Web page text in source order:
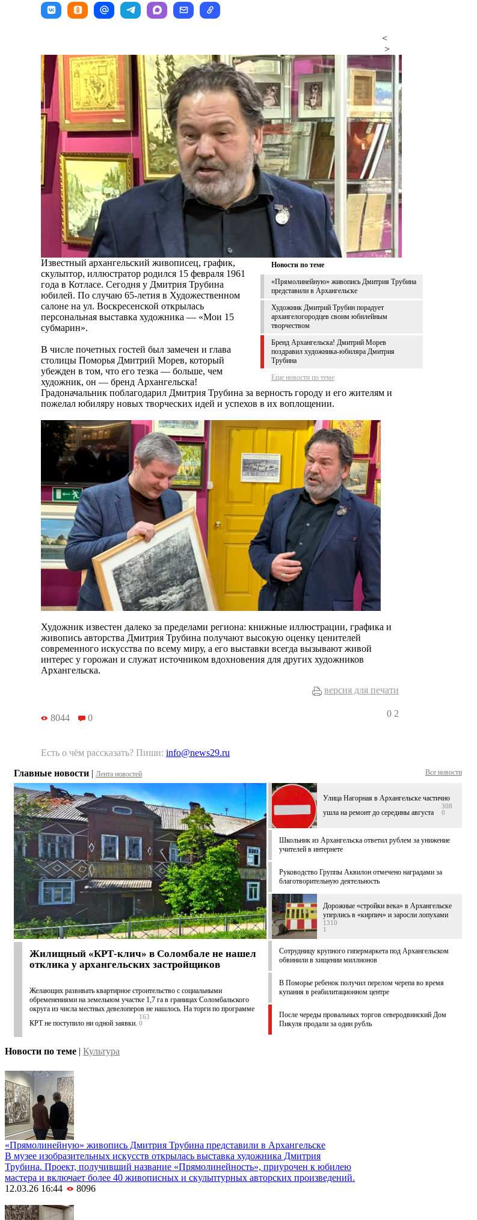
<
>
Новости по теме
«Прямолинейную» живопись Дмитрия Трубина
представили в Архангельске
Художник Дмитрий Трубин порадует
архангелогородцев своим юбилейным
творчеством
Бренд Архангельска! Дмитрий Морев
поздравил художника-юбиляра Дмитрия
Трубина
Еще новости по теме
Известный архангельский живописец, график,
скульптор, иллюстратор родился 15 февраля 1961
года в Котласе. Сегодня у Дмитрия Трубина
юбилей. По случаю 65-летия в Художественном
салоне на ул. Воскресенской открылась
персональная выставка художника — «Мои 15
субмарин».
В числе почетных гостей был замечен и глава
столицы Поморья Дмитрий Морев, который
убежден в том, что его тезка — больше, чем
художник, он — бренд Архангельска!
Градоначальник поблагодарил Дмитрия Трубина за верность городу и его жителям и
пожелал юбиляру новых творческих идей и успехов в их воплощении.
Художник известен далеко за пределами региона: книжные иллюстрации, графика и
живопись авторства Дмитрия Трубина получают высокую оценку ценителей
современного искусства по всему миру, а его выставки всегда вызывают живой
интерес у горожан и служат источником вдохновения для других художников
Архангельска.
версия для печати
8044 0 0 2
Есть о чём рассказать? Пиши: info@news29.ru
Главные новости | Лента новостей Все новости
Жилищный «КРТ-клич» в Соломбале не нашел
отклика у архангельских застройщиков
Желающих развивать квартирное строительство с социальными
обременениями на земельном участке 1,7 га в границах Соломбальского
округа из числа местных девелоперов не нашлось. На торги по программе
КРТ не поступило ни одной заявки.
163
0
Улица Нагорная в Архангельске частично
ушла на ремонт до середины августа
308
0
Школьник из Архангельска ответил рублем за унижение
учителей в интернете
Руководство Группы Аквилон отмечено наградами за
благотворительную деятельность
Дорожные «стройки века» в Архангельске
уперлись в «кирпич» и заросли лопухами
1310
1
Сотрудницу крупного гипермаркета под Архангельском
обвинили в хищении миллионов
В Поморье ребенок получил перелом черепа во время
купания в реабилитационном центре
После череды провальных торгов северодвинский Дом
Пикуля продали за один рубль
Новости по теме | Культура
«Прямолинейную» живопись Дмитрия Трубина представили в Архангельске
В музее изобразительных искусств открылась выставка художника Дмитрия
Трубина. Проект, получивший название «Прямолинейность», приурочен к юбилею
мастера и включает более 40 живописных и скульптурных авторских произведений.
12.03.26 16:44
8096